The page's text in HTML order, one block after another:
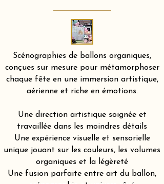
Scénographies de ballons organiques,
conçues sur mesure pour métamorphoser
chaque fête en une immersion artistique,
aérienne et riche en émotions.
Une direction artistique soignée et
travaillée dans les moindres détails
Une expérience visuelle et sensorielle
unique jouant sur les couleurs, les volumes
organiques et la légèreté
Une fusion parfaite entre art du ballon,